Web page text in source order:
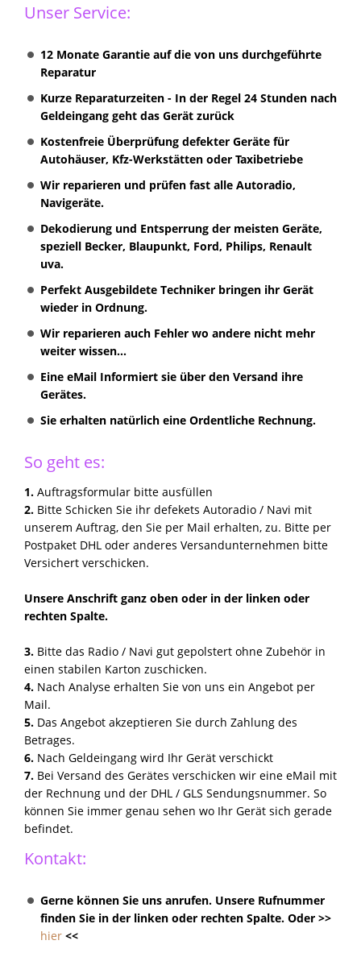
Unser Service:
12 Monate Garantie auf die von uns durchgeführte
Reparatur
Kurze Reparaturzeiten - In der Regel 24 Stunden nach
Geldeingang geht das Gerät zurück
Kostenfreie Überprüfung defekter Geräte für
Autohäuser, Kfz-Werkstätten oder Taxibetriebe
Wir reparieren und prüfen fast alle Autoradio,
Navigeräte.
Dekodierung und Entsperrung der meisten Geräte,
speziell Becker, Blaupunkt, Ford, Philips, Renault
uva.
Perfekt Ausgebildete Techniker bringen ihr Gerät
wieder in Ordnung.
Wir reparieren auch Fehler wo andere nicht mehr
weiter wissen...
Eine eMail Informiert sie über den Versand ihre
Gerätes.
Sie erhalten natürlich eine Ordentliche Rechnung.
So geht es:
1. Auftragsformular bitte ausfüllen
2. Bitte Schicken Sie ihr defekets Autoradio / Navi mit
unserem Auftrag, den Sie per Mail erhalten, zu. Bitte per
Postpaket DHL oder anderes Versandunternehmen bitte
Versichert verschicken.
Unsere Anschrift ganz oben oder in der linken oder
rechten Spalte.
3. Bitte das Radio / Navi gut gepolstert ohne Zubehör in
einen stabilen Karton zuschicken.
4. Nach Analyse erhalten Sie von uns ein Angebot per
Mail.
5. Das Angebot akzeptieren Sie durch Zahlung des
Betrages.
6. Nach Geldeingang wird Ihr Gerät verschickt
7. Bei Versand des Gerätes verschicken wir eine eMail mit
der Rechnung und der DHL / GLS Sendungsnummer. So
können Sie immer genau sehen wo Ihr Gerät sich gerade
befindet.
Kontakt:
Gerne können Sie uns anrufen. Unsere Rufnummer
finden Sie in der linken oder rechten Spalte. Oder >>
hier <<